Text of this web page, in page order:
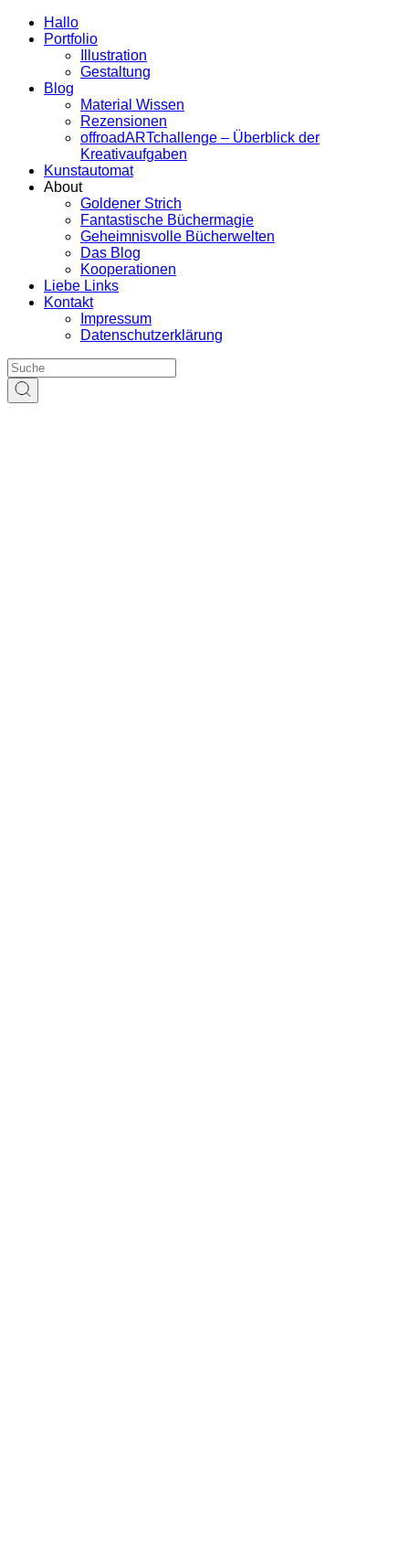
Hallo
Portfolio
Illustration
Gestaltung
Blog
Material Wissen
Rezensionen
offroadARTchallenge – Überblick der
Kreativaufgaben
Kunstautomat
About
Goldener Strich
Fantastische Büchermagie
Geheimnisvolle Bücherwelten
Das Blog
Kooperationen
Liebe Links
Kontakt
Impressum
Datenschutzerklärung